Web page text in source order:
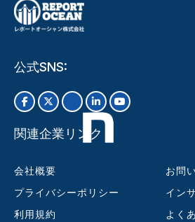
公式SNS:
関連企業リンク
会社概要
プライバシーポリシー
利用規約
お問
イン
よく